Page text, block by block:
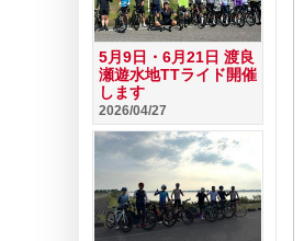
5月9日・6月21日 渡良
瀬遊水地TTライド開催
します
2026/04/27